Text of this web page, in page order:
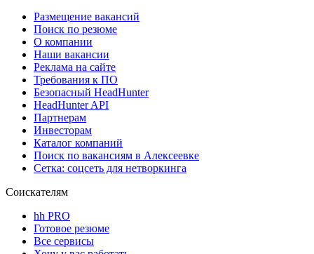
Размещение вакансий
Поиск по резюме
О компании
Наши вакансии
Реклама на сайте
Требования к ПО
Безопасный HeadHunter
HeadHunter API
Партнерам
Инвесторам
Каталог компаний
Поиск по вакансиям в Алексеевке
Сетка: соцсеть для нетворкинга
Соискателям
hh PRO
Готовое резюме
Все сервисы